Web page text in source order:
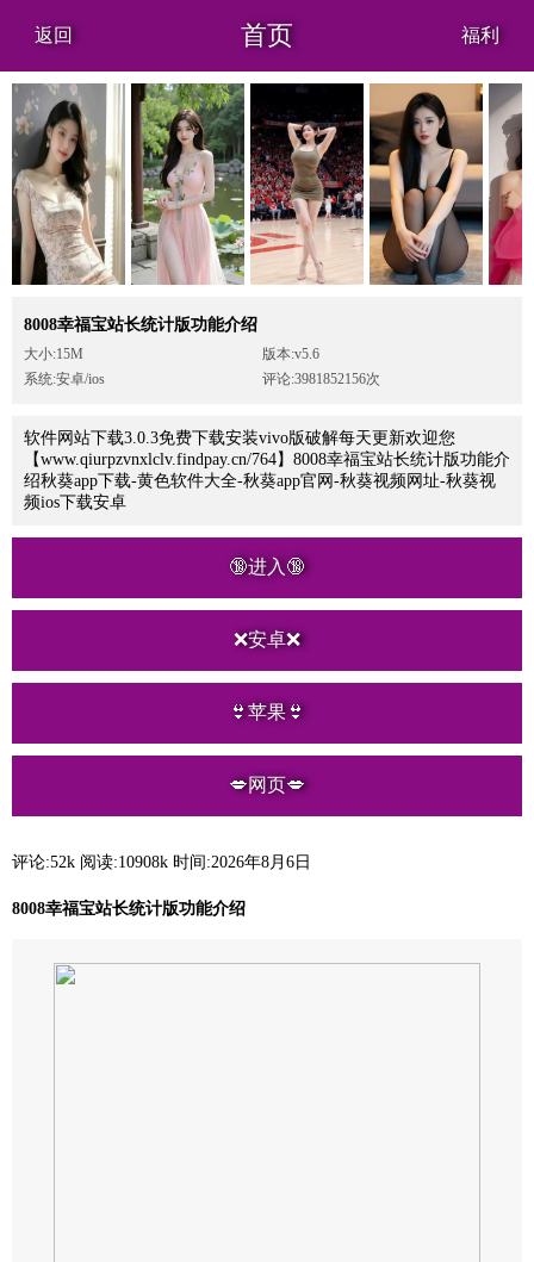
返回 首页 福利
8008幸福宝站长统计版功能介绍
大小:15M
版本:v5.6
系统:安卓/ios
评论:3981852156次
软件网站下载3.0.3免费下载安装vivo版破解每天更新欢迎您
【www.qiurpzvnxlclv.findpay.cn/764】8008幸福宝站长统计版功能介
绍秋葵app下载-黄色软件大全-秋葵app官网-秋葵视频网址-秋葵视
频ios下载安卓
🔞进入🔞
❌安卓❌
👙苹果👙
💋网页💋
评论:52k 阅读:10908k 时间:2026年8月6日
8008幸福宝站长统计版功能介绍